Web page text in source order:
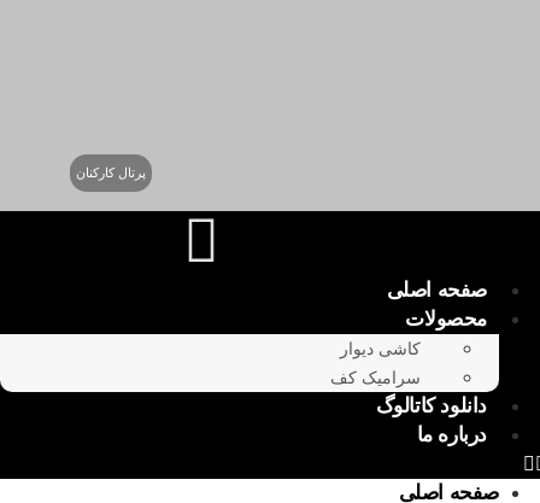
پرتال کارکنان
صفحه اصلی
محصولات
کاشی دیوار
سرامیک کف
دانلود کاتالوگ
درباره ما
صفحه اصلی